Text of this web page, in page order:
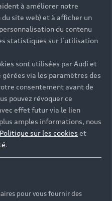
à améliorer notre
site web) et à afficher un
du contenu
statistiques sur l’utilisation
sont utilisées par Audi et
via les paramètres des
consentement avant de
pouvez révoquer ce
effet futur via le lien
amples informations, nous
Politique sur les cookies et
.
pour vous fournir des